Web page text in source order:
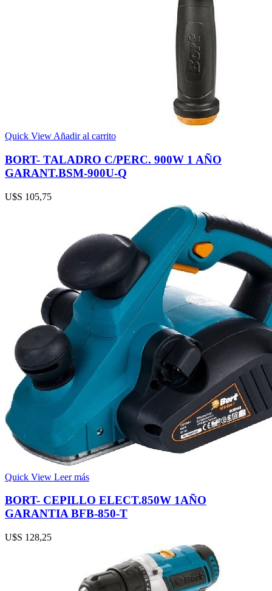
Quick View Añadir al carrito
BORT- TALADRO C/PERC. 900W 1 AÑO
GARANT.BSM-900U-Q
U$S 105,75
Quick View Leer más
BORT- CEPILLO ELECT.850W 1AÑO
GARANTIA BFB-850-T
U$S 128,25